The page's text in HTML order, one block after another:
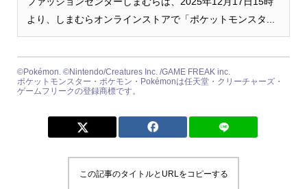
より、しまむらオンラインストアで「ポケットモンスタ...
©Pokémon. ©Nintendo/Creatures Inc. /GAME FREAK inc.
ポケットモンスター・ポケモン・Pokémonは任天堂・クリーチャーズ・
ゲームフリークの登録商標です。
この記事のタイトルとURLをコピーする